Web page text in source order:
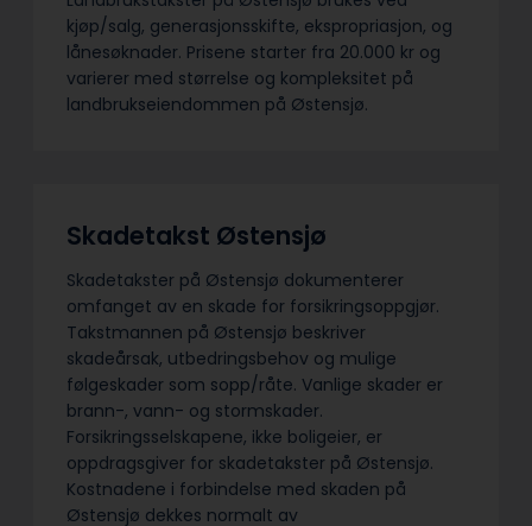
kjøp/salg, generasjonsskifte, ekspropriasjon, og
lånesøknader. Prisene starter fra 20.000 kr og
varierer med størrelse og kompleksitet på
landbrukseiendommen på Østensjø.
Skadetakst Østensjø
Skadetakster på Østensjø dokumenterer
omfanget av en skade for forsikringsoppgjør.
Takstmannen på Østensjø beskriver
skadeårsak, utbedringsbehov og mulige
følgeskader som sopp/råte. Vanlige skader er
brann-, vann- og stormskader.
Forsikringsselskapene, ikke boligeier, er
oppdragsgiver for skadetakster på Østensjø.
Kostnadene i forbindelse med skaden på
Østensjø dekkes normalt av